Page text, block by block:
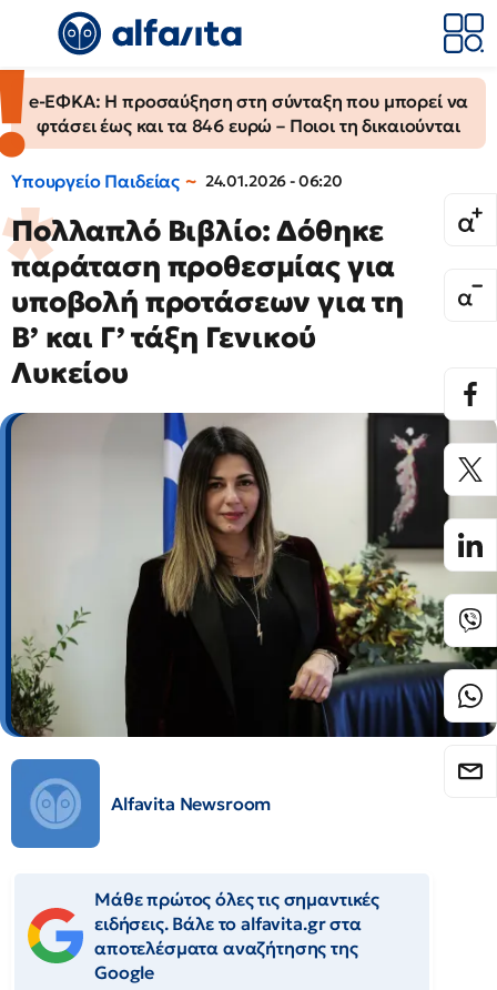
e-ΕΦΚΑ: Η προσαύξηση στη σύνταξη που μπορεί να
φτάσει έως και τα 846 ευρώ – Ποιοι τη δικαιούνται
Υπουργείο Παιδείας 24.01.2026 - 06:20
Πολλαπλό Βιβλίο: Δόθηκε
παράταση προθεσμίας για
υποβολή προτάσεων για τη
Β’ και Γ’ τάξη Γενικού
Λυκείου
Alfavita Newsroom
Μάθε πρώτος όλες τις σημαντικές
ειδήσεις. Βάλε το alfavita.gr στα
αποτελέσματα αναζήτησης της
Google